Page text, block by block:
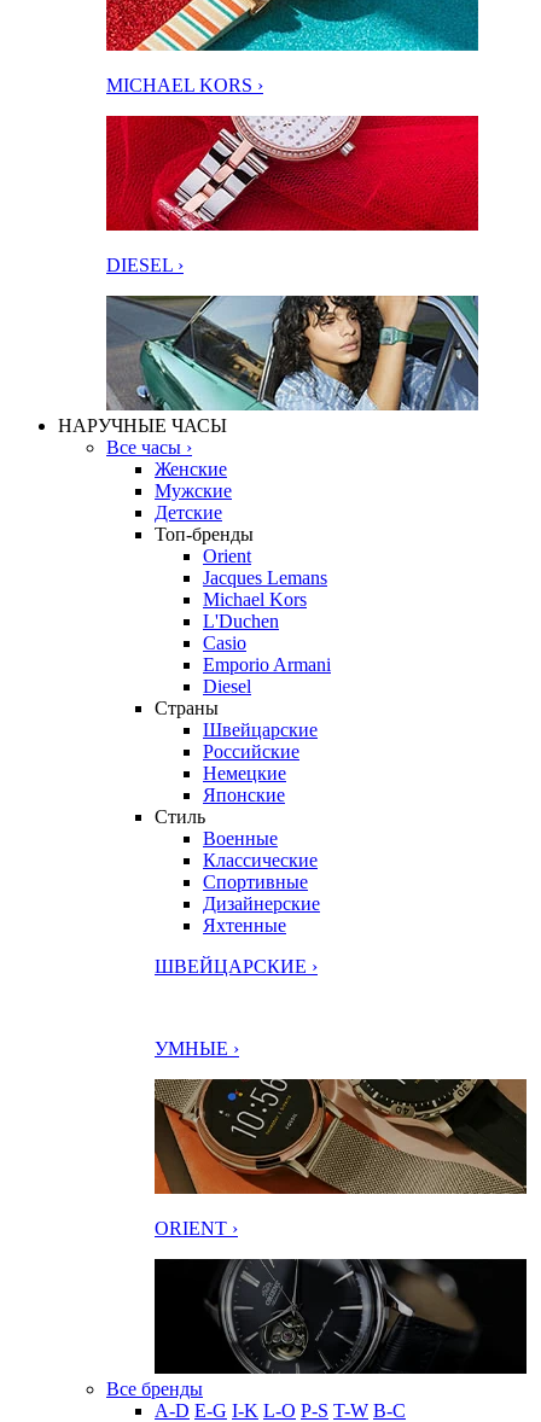
MICHAEL KORS ›
DIESEL ›
НАРУЧНЫЕ ЧАСЫ
Все часы ›
Женские
Мужские
Детские
Топ-бренды
Orient
Jacques Lemans
Michael Kors
L'Duchen
Casio
Emporio Armani
Diesel
Страны
Швейцарские
Российские
Немецкие
Японские
Стиль
Военные
Классические
Спортивные
Дизайнерские
Яхтенные
ШВЕЙЦАРСКИЕ ›
УМНЫЕ ›
ORIENT ›
Все бренды
A-D E-G I-K L-O P-S T-W В-С